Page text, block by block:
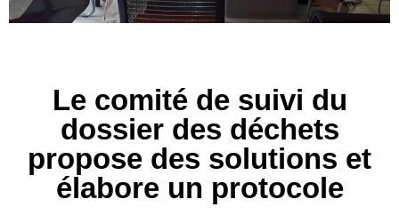
Le comité de suivi du
dossier des déchets
propose des solutions et
élabore un protocole